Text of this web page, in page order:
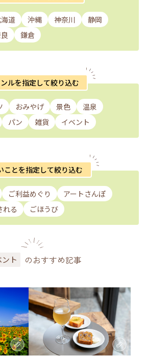
道 沖縄 神奈川
静岡
鎌倉
ルを指定して絞り込む
おみやげ 景色
温泉
パン 雑貨 イベント
ことを指定して絞り込む
ご利益めぐり
アートさんぽ
れる ごほうび
ト のおすすめ記事